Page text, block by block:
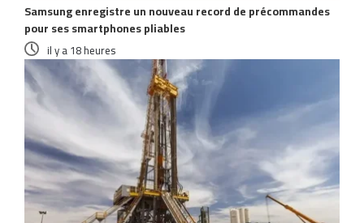
Samsung enregistre un nouveau record de précommandes
pour ses smartphones pliables
il y a 18 heures